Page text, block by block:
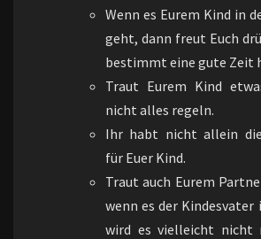
Wenn es Eurem Kind in
geht, dann freut Euch
bestimmt eine gute Zeit
Traut Eurem Kind
nicht alles regeln.
Ihr habt nicht allein
für Euer Kind.
Traut auch Eurem
wenn es der Kindesvater
wird es vielleicht nicht